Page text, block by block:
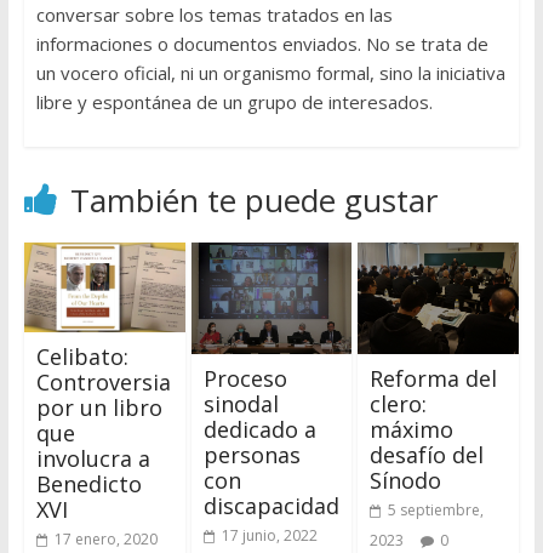
conversar sobre los temas tratados en las
informaciones o documentos enviados. No se trata de
un vocero oficial, ni un organismo formal, sino la iniciativa
libre y espontánea de un grupo de interesados.
También te puede gustar
Celibato:
Controversia
por un libro
que
involucra a
Benedicto
XVI
17 enero, 2020
Proceso
sinodal
dedicado a
personas
con
discapacidad
17 junio, 2022
Reforma del
clero:
máximo
desafío del
Sínodo
5 septiembre,
2023
0